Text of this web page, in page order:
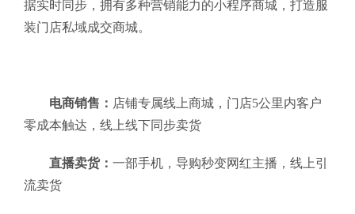
据实时同步，拥有多种营销能力的小程序商城，打造服
装门店私域成交商城。
电商销售： 店铺专属线上商城，门店5公里内客户
零成本触达，线上线下同步卖货
直播卖货： 一部手机，导购秒变网红主播，线上引
流卖货